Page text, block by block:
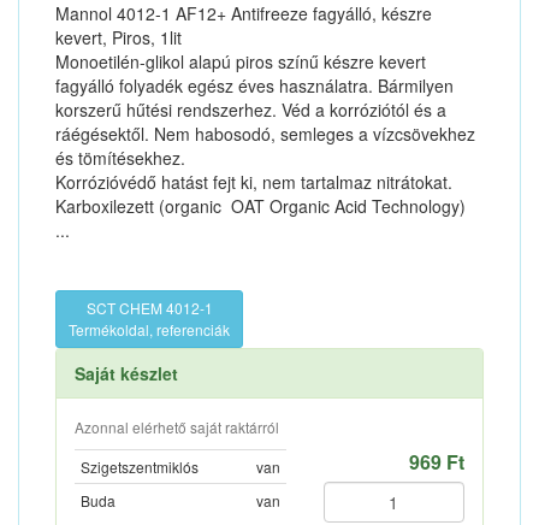
Mannol 4012-1 AF12+ Antifreeze fagyálló, készre
kevert, Piros, 1lit
Monoetilén-glikol alapú piros színű készre kevert
fagyálló folyadék egész éves használatra. Bármilyen
korszerű hűtési rendszerhez. Véd a korróziótól és a
ráégésektől. Nem habosodó, semleges a vízcsövekhez
és tömítésekhez.
Korrózióvédő hatást fejt ki, nem tartalmaz nitrátokat.
Karboxilezett (organic  OAT Organic Acid Technology)
...
SCT CHEM 4012-1
Termékoldal, referenciák
Saját készlet
Azonnal elérhető saját raktárról
Szigetszentmiklós
van
Buda
van
969 Ft